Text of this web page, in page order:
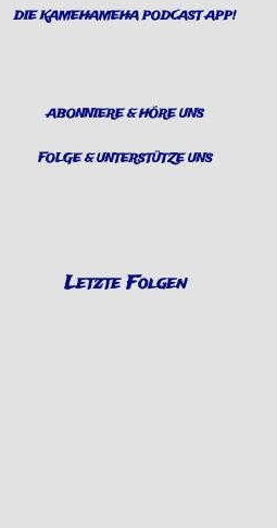
DIE KAMEHAMEHA PODCAST APP!
ABONNIERE & HÖRE UNS
FOLGE & UNTERSTÜTZE UNS
Letzte Folgen